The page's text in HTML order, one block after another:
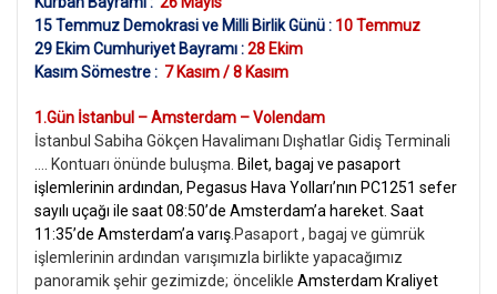
15 Temmuz Demokrasi ve Milli Birlik Günü : 10 Temmuz
29 Ekim Cumhuriyet Bayramı :28 Ekim
Kasım Sömestre : 7 Kasım / 8 Kasım
1.Gün İstanbul – Amsterdam – Volendam
İstanbul Sabiha Gökçen Havalimanı Dışhatlar Gidiş Terminali
…. Kontuarı önünde buluşma. Bilet, bagaj ve pasaport
işlemlerinin ardından, Pegasus Hava Yolları’nın PC1251 sefer
sayılı uçağı ile saat 08:50’de Amsterdam’a hareket. Saat
11:35’de Amsterdam’a varış .Pasaport , bagaj ve gümrük
işlemlerinin ardından varışımızla birlikte yapacağımız
panoramik şehir gezimizde; öncelikle Amsterdam Kraliyet